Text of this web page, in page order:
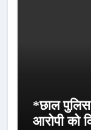
*छाल पुलिस
आरोपी को